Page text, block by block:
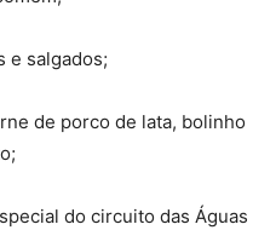
e salgados;
de porco de lata, bolinho
do circuito das Águas